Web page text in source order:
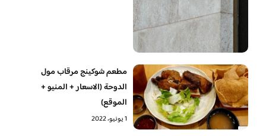
مطعم شوكينج مرقاب مول
الدوحة (الاسعار + المنيو +
الموقع)
1 يونيو، 2022